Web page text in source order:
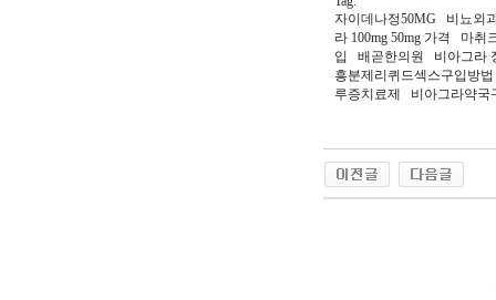
자이데나정50MG 비뇨외
라 100mg 50mg 가격 마
입 배곧한의원 비아그라
흥분제리퀴드섹스구입방
루증치료제 비아그라약